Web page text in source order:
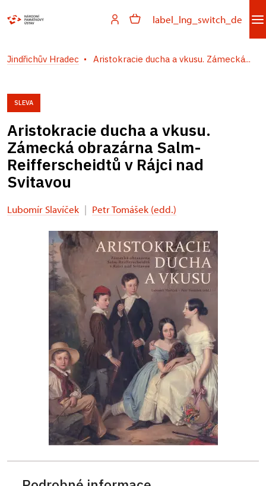
label_lng_switch_de
Jindřichův Hradec Aristokracie ducha a vkusu. Zámecká...
SLEVA
Aristokracie ducha a vkusu.
Zámecká obrazárna Salm-
Reifferscheidtů v Rájci nad
Svitavou
Lubomír Slavíček | Petr Tomášek (edd.)